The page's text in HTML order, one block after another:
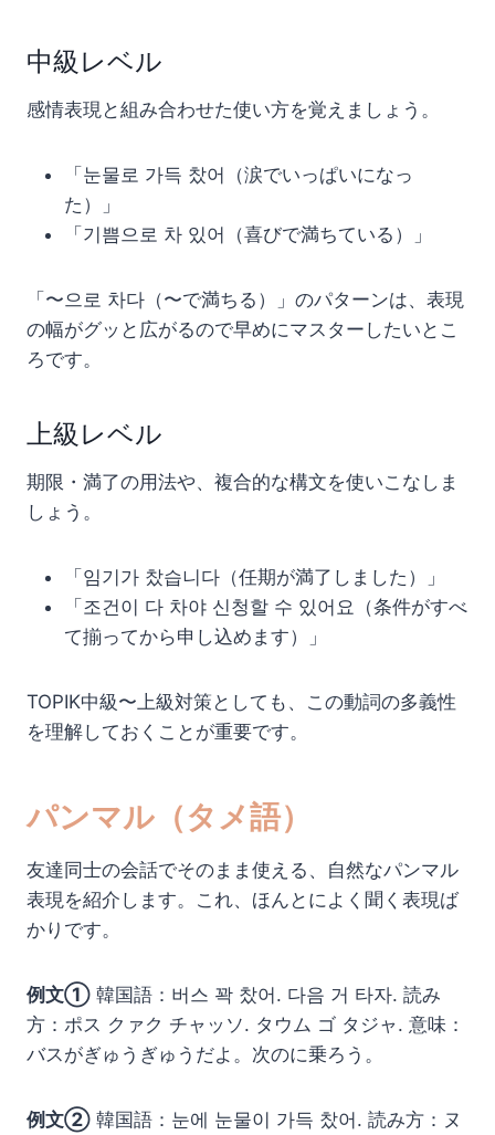
中級レベル
感情表現と組み合わせた使い方を覚えましょう。
「눈물로 가득 찼어（涙でいっぱいになっ
た）」
「기쁨으로 차 있어（喜びで満ちている）」
「〜으로 차다（〜で満ちる）」のパターンは、表現
の幅がグッと広がるので早めにマスターしたいとこ
ろです。
上級レベル
期限・満了の用法や、複合的な構文を使いこなしま
しょう。
「임기가 찼습니다（任期が満了しました）」
「조건이 다 차야 신청할 수 있어요（条件がすべ
て揃ってから申し込めます）」
TOPIK中級〜上級対策としても、この動詞の多義性
を理解しておくことが重要です。
パンマル（タメ語）
友達同士の会話でそのまま使える、自然なパンマル
表現を紹介します。これ、ほんとによく聞く表現ば
かりです。
例文① 韓国語：버스 꽉 찼어. 다음 거 타자. 読み
方：ポス クァク チャッソ. タウム ゴ タジャ. 意味：
バスがぎゅうぎゅうだよ。次のに乗ろう。
例文② 韓国語：눈에 눈물이 가득 찼어. 読み方：ヌ